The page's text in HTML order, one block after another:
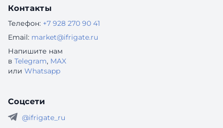
Контакты
Телефон: +7 928 270 90 41
Email: market@ifrigate.ru
Напишите нам
в Telegram, MAX
или Whatsapp
Соцсети
@ifrigate_ru